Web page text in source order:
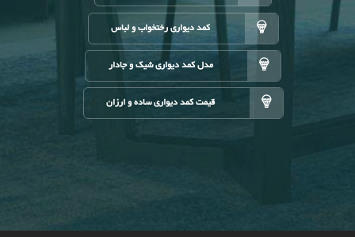
کمد دیواری رختخواب و لباس
مدل کمد دیواری شیک و جادار
قیمت کمد دیواری ساده و ارزان